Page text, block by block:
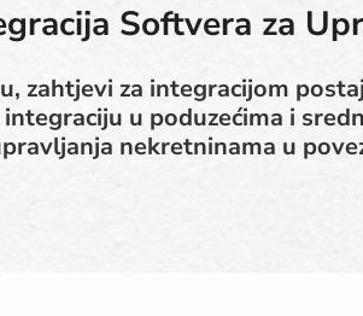
Softvera za
zahtjevi za integracijom
integraciju u poduzećima i
nekretninama u